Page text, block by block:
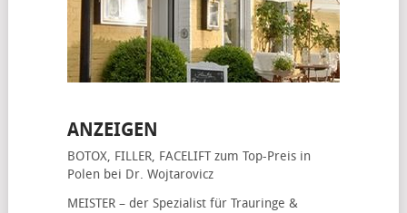
ANZEIGEN
BOTOX, FILLER, FACELIFTzum Top-Preis in
Polen bei Dr. Wojtarovicz
MEISTER – der Spezialist für Trauringe &